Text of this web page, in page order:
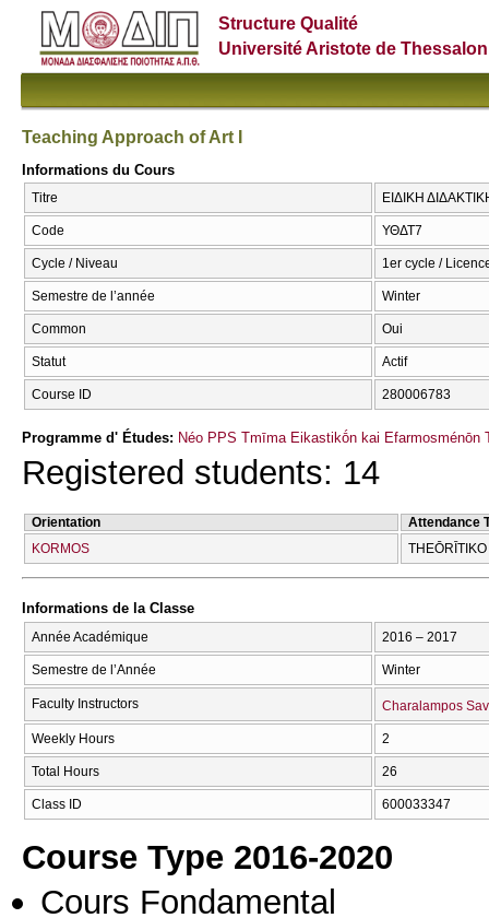
Structure Qualité
Université Aristote de
Teaching Approach of Art I
Informations du Cours
Titre ΕΙΔΙΚΗ
Code ΥΘΔΤ7
Cycle / Niveau 1er cycle /
Semestre de l’année Winter
Common Oui
Statut Actif
Course ID 280006783
Programme d' Études: Néo PPS Tmīma Eikastikṓn kai Efarmosménōn
Registered students: 14
Orientation
Attendance
KORMOS
THEŌRĪTIKO
Informations de la Classe
Année Académique 2016 – 2017
Semestre de l’Année Winter
Faculty Instructors Charalampos
Weekly Hours 2
Total Hours 26
Class ID 600033347
Course Type 2016-2020
Cours Fondamental